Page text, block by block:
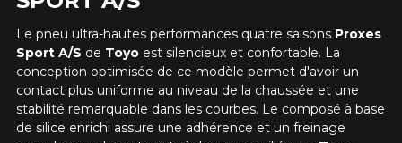
Le pneu ultra-hautes performances quatre saisons Proxes
Sport A/S de Toyoest silencieux et confortable. La
conception optimisée de ce modèle permet d'avoir un
contact plus uniforme au niveau de la chaussée et une
stabilité remarquable dans les courbes. Le composé à base
de silice enrichi assure une adhérence et un freinage